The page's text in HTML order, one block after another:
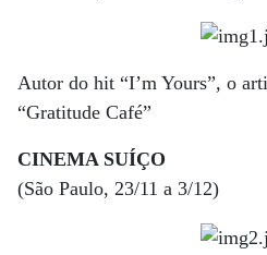
Autor do hit “I’m Yours”, o
“Gratitude Café”
CINEMA SUÍÇO
(São Paulo, 23/11 a 3/12)